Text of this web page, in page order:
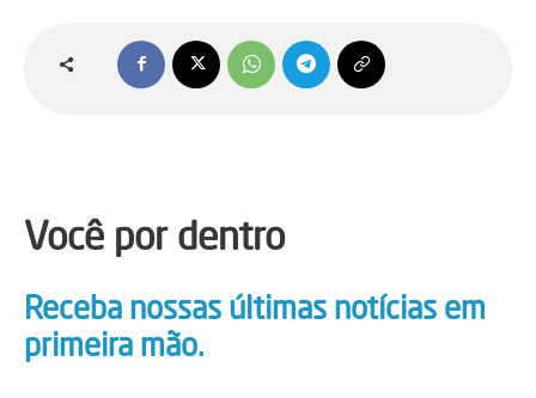
Você por dentro
Receba nossas últimas notícias em
primeira mão.